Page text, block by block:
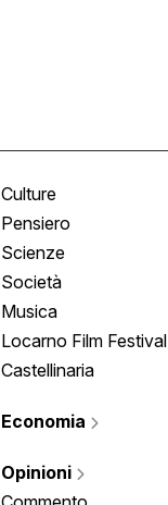
Culture
Pensiero
Scienze
Società
Musica
Locarno Film Festival
Castellinaria
Economia
Opinioni